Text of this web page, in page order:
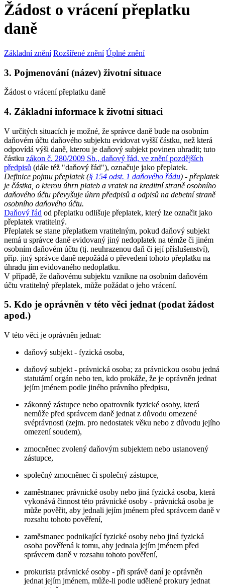
Žádost o vrácení přeplatku
daně
Základní znění Rozšířené znění Úplné znění
3. Pojmenování (název) životní situace
Žádost o vrácení přeplatku daně
4. Základní informace k životní situaci
V určitých situacích je možné, že správce daně bude na osobním
daňovém účtu daňového subjektu evidovat vyšší částku, než která
odpovídá výši daně, kterou je daňový subjekt povinen uhradit; tuto
částku zákon č. 280/2009 Sb., daňový řád, ve znění pozdějších
předpisů (dále též "daňový řád"), označuje jako přeplatek.
Definice pojmu přeplatek(§ 154 odst. 1 daňového řádu) - přeplatek
je částka, o kterou úhrn plateb a vratek na kreditní straně osobního
daňového účtu převyšuje úhrn předpisů a odpisů na debetní straně
osobního daňového účtu.
Daňový řád od přeplatku odlišuje přeplatek, který lze označit jako
přeplatek vratitelný.
Přeplatek se stane přeplatkem vratitelným, pokud daňový subjekt
nemá u správce daně evidovaný jiný nedoplatek na témže či jiném
osobním daňovém účtu (tj. neuhrazenou daň či její příslušenství),
příp. jiný správce daně nepožádá o převedení tohoto přeplatku na
úhradu jím evidovaného nedoplatku.
V případě, že daňovému subjektu vznikne na osobním daňovém
účtu vratitelný přeplatek, může požádat o jeho vrácení.
5. Kdo je oprávněn v této věci jednat (podat žádost
apod.)
V této věci je oprávněn jednat:
daňový subjekt - fyzická osoba,
daňový subjekt - právnická osoba; za právnickou osobu jedná
statutární orgán nebo ten, kdo prokáže, že je oprávněn jednat
jejím jménem podle jiného právního předpisu,
zákonný zástupce nebo opatrovník fyzické osoby, která
nemůže před správcem daně jednat z důvodu omezené
svéprávnosti (zejm. pro nedostatek věku nebo z důvodu jejího
omezení soudem),
zmocněnec zvolený daňovým subjektem nebo ustanovený
zástupce,
společný zmocněnec či společný zástupce,
zaměstnanec právnické osoby nebo jiná fyzická osoba, která
vykonává činnost této právnické osoby - právnická osoba je
může pověřit, aby jednali jejím jménem před správcem daně v
rozsahu tohoto pověření,
zaměstnanec podnikající fyzické osoby nebo jiná fyzická
osoba pověřená k tomu, aby jednala jejím jménem před
správcem daně v rozsahu tohoto pověření,
prokurista právnické osoby - při správě daní je oprávněn
jednat jejím jménem, může-li podle udělené prokury jednat